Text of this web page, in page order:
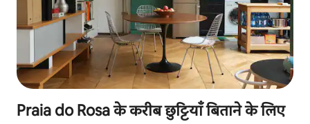
Praia do Rosa के करीब छुट्टियाँ बिताने के लिए